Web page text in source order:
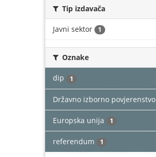
Tip izdavača
Javni sektor 1
Oznake
dip 1
Državno izborno povjerenstvo
Europska unija 1
referendum 1